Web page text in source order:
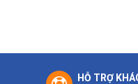
HỖ TRỢ